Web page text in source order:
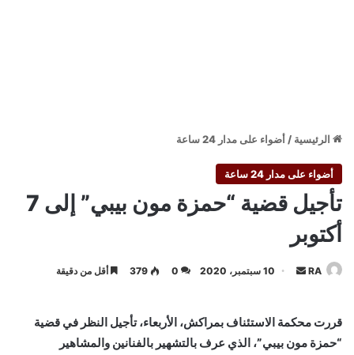
الرئيسية / أضواء على مدار 24 ساعة
أضواء على مدار 24 ساعة
تأجيل قضية “حمزة مون بيبي” إلى 7
أكتوبر
RA
أرسل 10 سبتمبر، 2020 0
379 أقل من دقيقة
قررت محكمة الاستئناف بمراكش، الأربعاء، تأجيل النظر في قضية
“حمزة مون بيبي”، الذي عرف بالتشهير بالفنانين والمشاهير